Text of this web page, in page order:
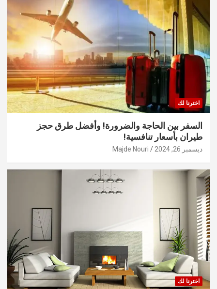
اخترنا لك
السفر بين الحاجة والضرورة! وأفضل طرق حجز
طيران بأسعار تنافسية!
ديسمبر 26, 2024 Majde Nouri
اخترنا لك